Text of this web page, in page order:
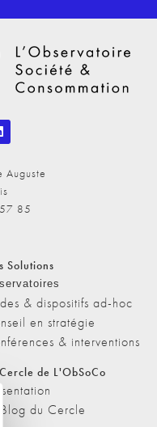
Auguste
85
Solutions
& dispositifs ad-hoc
en stratégie
& interventions
de L'ObSoCo
Blog du Cercle